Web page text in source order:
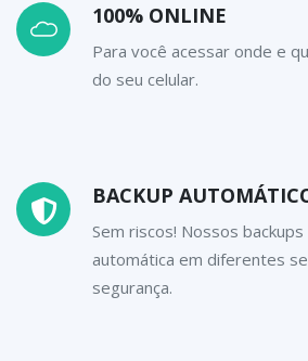
100% ONLINE
Para você acessar onde e
do seu celular.
BACKUP
Sem riscos! Nossos
automática em diferentes
segurança.